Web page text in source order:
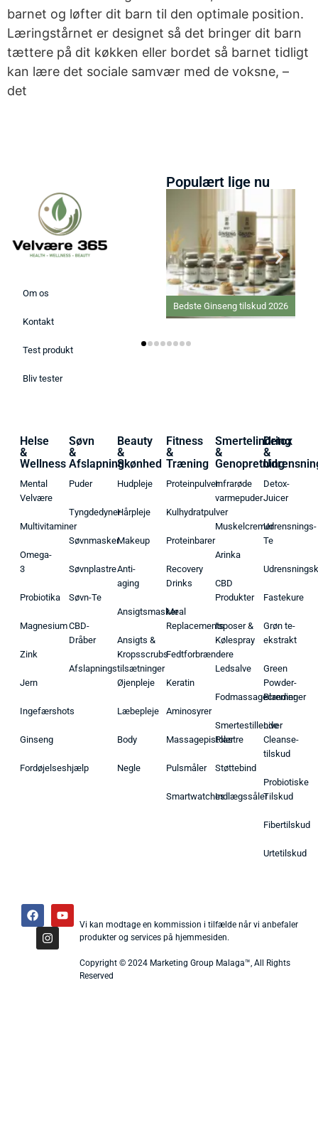
barnet og løfter dit barn til den optimale position.
Læringstårnet er designet så det bringer dit barn
tættere på dit køkken eller bordet så barnet tidligt
kan lære det sociale samvær med de voksne, –
det
Om os
Kontakt
Test produkt
Bliv tester
Populært lige nu
Bedste Ginseng tilskud 2026
Helse
&
Wellness
Mental
Velvære
Multivitaminer
Omega-
3
Probiotika
Magnesium
Zink
Jern
Ingefærshots
Ginseng
Fordøjelseshjælp
Søvn
&
Afslapning
Puder
Tyngdedyner
Søvnmasker
Søvnplastre
Søvn-Te
CBD-
Dråber
Afslapningstilsætninger
Beauty
&
Skønhed
Hudpleje
Hårpleje
Makeup
Anti-
aging
Ansigtsmasker
Ansigts &
Kropsscrubs
Øjenpleje
Læbepleje
Body
Negle
Fitness
&
Træning
Proteinpulver
Kulhydratpulver
Proteinbarer
Recovery
Drinks
Meal
Replacements
Fedtforbrændere
Keratin
Aminosyrer
Massagepistoler
Pulsmåler
Smartwatches
Smertelindring
&
Genopretning
Infrarøde
varmepuder
Muskelcremer
Arinka
CBD
Produkter
Isposer &
Kølespray
Ledsalve
Fodmassagecremer
Smertestillende
Plastre
Støttebind
Indlægssåler
Detox
&
Detox-
Juicer
Udrensnings-
Te
Fastekure
Grøn te-
ekstrakt
Green
Powder-
Blandinger
Liver
Cleanse-
tilskud
Probiotiske
Tilskud
Fibertilskud
Urtetilskud
Vi kan modtage en kommission i tilfælde når vi anbefaler
produkter og services på hjemmesiden.
Copyright © 2024 Marketing Group Malaga™, All Rights
Reserved